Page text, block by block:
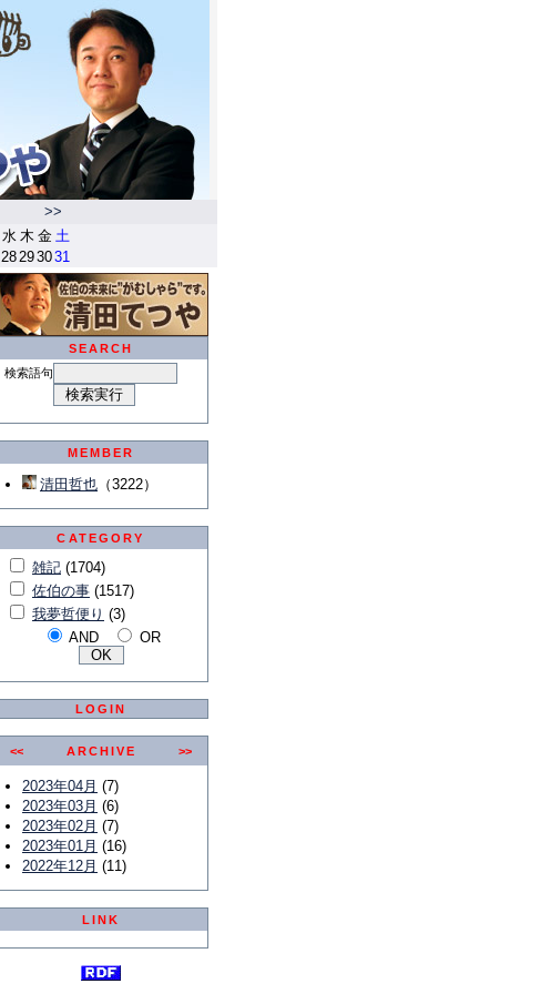
>>
水 木 金 土
28293031
SEARCH
検索語句
MEMBER
清田哲也 （3222）
CATEGORY
雑記 (1704)
佐伯の事 (1517)
我夢哲便り (3)
AND
OR
LOGIN
<< ARCHIVE >>
2023年04月 (7)
2023年03月 (6)
2023年02月 (7)
2023年01月 (16)
2022年12月 (11)
LINK